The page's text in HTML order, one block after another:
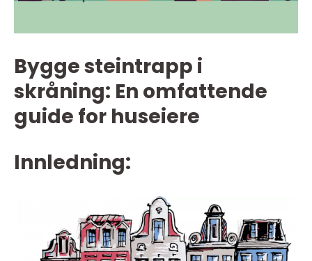
Bygge steintrapp i
skråning: En omfattende
guide for huseiere
Innledning: